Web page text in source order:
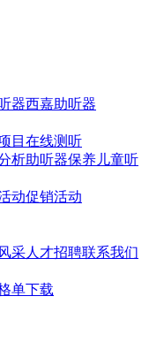
器西嘉助听器
目 在线测听
析助听器保养 儿童听
动促销活动
采人才招聘联系我们
单下载